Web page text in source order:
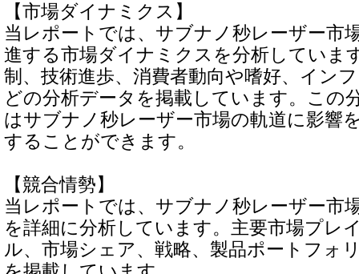
【市場ダイナミクス】
当レポートでは、サブナノ秒レーザー市
進する市場ダイナミクスを分析していま
制、技術進歩、消費者動向や嗜好、イン
どの分析データを掲載しています。この
はサブナノ秒レーザー市場の軌道に影響
することができます。
【競合情勢】
当レポートでは、サブナノ秒レーザー市
を詳細に分析しています。主要市場プレ
ル、市場シェア、戦略、製品ポートフォ